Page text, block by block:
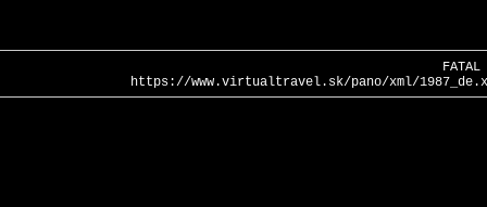
FATAL
https://www.virtualtravel.sk/pano/xml/